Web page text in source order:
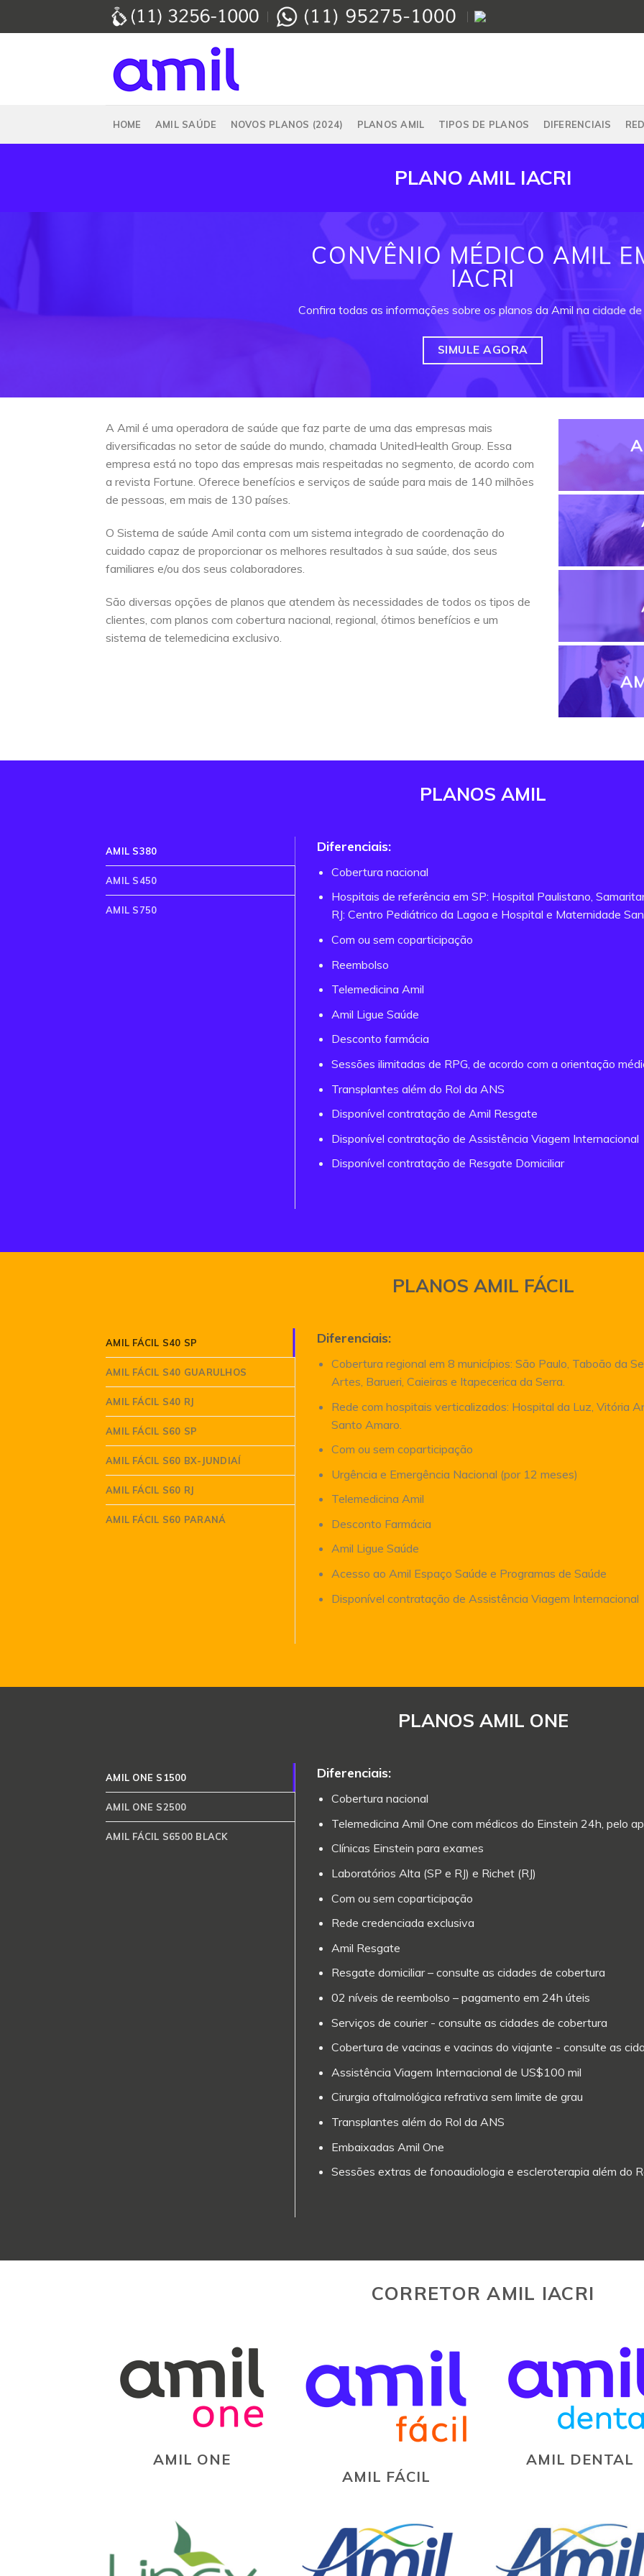
HOME AMIL SAÚDE NOVOS PLANOS (2024) PLANOS AMIL TIPOS DE PLANOS DIFERENCIAIS
PLANO AMIL IACRI
CONVÊNIO MÉDICO AMIL
IACRI
Confira todas as informações sobre os planos da Amil na cidade de
SIMULE AGORA
A Amil é uma operadora de saúde que faz parte de uma das empresas mais
diversificadas no setor de saúde do mundo, chamada UnitedHealth Group. Essa
empresa está no topo das empresas mais respeitadas no segmento, de acordo com
a revista Fortune. Oferece benefícios e serviços de saúde para mais de 140 milhões
de pessoas, em mais de 130 países.
O Sistema de saúde Amil conta com um sistema integrado de coordenação do
cuidado capaz de proporcionar os melhores resultados à sua saúde, dos seus
familiares e/ou dos seus colaboradores.
São diversas opções de planos que atendem às necessidades de todos os tipos de
clientes, com planos com cobertura nacional, regional, ótimos benefícios e um
sistema de telemedicina exclusivo.
PLANOS AMIL
AMIL S380
AMIL S450
AMIL S750
Diferenciais:
Cobertura nacional
Hospitais de referência em SP: Hospital Paulistano,
RJ: Centro Pediátrico da Lagoa e Hospital e Maternidade
Com ou sem coparticipação
Reembolso
Telemedicina Amil
Amil Ligue Saúde
Desconto farmácia
Sessões ilimitadas de RPG, de acordo com a orientação
Transplantes além do Rol da ANS
Disponível contratação de Amil Resgate
Disponível contratação de Assistência Viagem Internacional
Disponível contratação de Resgate Domiciliar
PLANOS AMIL FÁCIL
AMIL FÁCIL S40 SP
AMIL FÁCIL S40 GUARULHOS
AMIL FÁCIL S40 RJ
AMIL FÁCIL S60 SP
AMIL FÁCIL S60 BX-JUNDIAÍ
AMIL FÁCIL S60 RJ
AMIL FÁCIL S60 PARANÁ
Diferenciais:
Cobertura regional em 8 municípios: São Paulo, Taboão da
Artes, Barueri, Caieiras e Itapecerica da Serra.
Rede com hospitais verticalizados: Hospital da Luz, Vitória
Santo Amaro.
Com ou sem coparticipação
Urgência e Emergência Nacional (por 12 meses)
Telemedicina Amil
Desconto Farmácia
Amil Ligue Saúde
Acesso ao Amil Espaço Saúde e Programas de Saúde
Disponível contratação de Assistência Viagem Internacional
PLANOS AMIL ONE
AMIL ONE S1500
AMIL ONE S2500
AMIL FÁCIL S6500 BLACK
Diferenciais:
Cobertura nacional
Telemedicina Amil One com médicos do Einstein 24h, pelo
Clínicas Einstein para exames
Laboratórios Alta (SP e RJ) e Richet (RJ)
Com ou sem coparticipação
Rede credenciada exclusiva
Amil Resgate
Resgate domiciliar – consulte as cidades de cobertura
02 níveis de reembolso – pagamento em 24h úteis
Serviços de courier - consulte as cidades de cobertura
Cobertura de vacinas e vacinas do viajante - consulte as
Assistência Viagem Internacional de US$100 mil
Cirurgia oftalmológica refrativa sem limite de grau
Transplantes além do Rol da ANS
Embaixadas Amil One
Sessões extras de fonoaudiologia e escleroterapia além do
CORRETOR AMIL IACRI
AMIL ONE
AMIL FÁCIL
AMIL DENTAL